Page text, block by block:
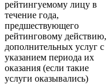
рейтингуемому лицу в
течение года,
предшествующего
рейтинговому действию,
дополнительных услуг с
указанием периода их
оказания (если такие
услуги оказывались)